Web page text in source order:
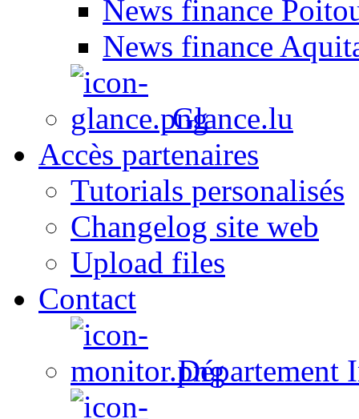
News finance
News finance
Glance.lu
Accès partenaires
Tutorials personalisés
Changelog site web
Upload files
Contact
Département